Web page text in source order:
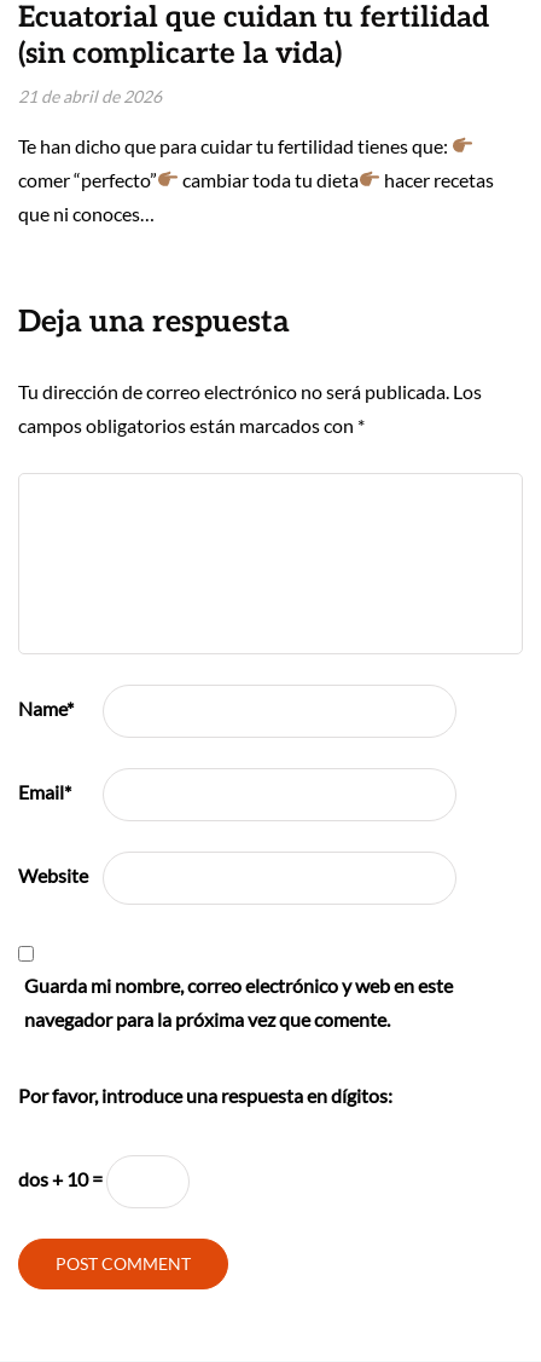
Ecuatorial que cuidan tu fertilidad
(sin complicarte la vida)
21 de abril de 2026
Te han dicho que para cuidar tu fertilidad tienes que:
comer “perfecto”
cambiar toda tu dieta
hacer recetas
que ni conoces…
Deja una respuesta
Tu dirección de correo electrónico no será publicada. Los
campos obligatorios están marcados con *
Name*
Email*
Website
Guarda mi nombre, correo electrónico y web en este
navegador para la próxima vez que comente.
Por favor, introduce una respuesta en dígitos:
dos + 10 =